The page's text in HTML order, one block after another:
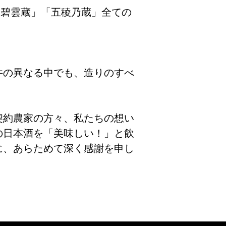
雲蔵」「五稜乃蔵」全ての
異なる中でも、造りのすべ
農家の方々、私たちの想い
本酒を「美味しい！」と飲
あらためて深く感謝を申し